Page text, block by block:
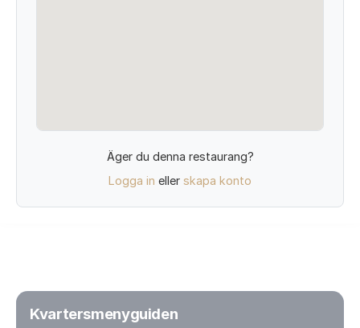
Äger du denna restaurang?
Logga in eller skapa konto
Kvartersmenyguiden